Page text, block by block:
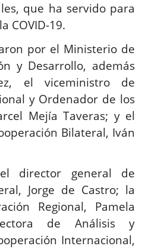
que ha servido para
COVID-19.
por el Ministerio de
y Desarrollo, además
el viceministro de
y Ordenador de los
Mejía Taveras; y el
Bilateral, Iván
director general de
Jorge de Castro; la
Regional, Pamela
de Análisis y
Internacional,